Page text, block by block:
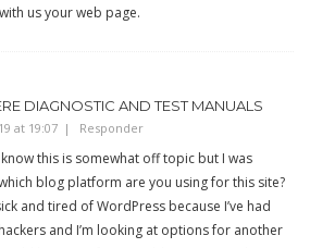
us your web page.
DIAGNOSTIC AND TEST MANUALS
at 19:07 Responder
this is somewhat off topic but I was
blog platform are you using for this site?
and tired of WordPress because I’ve had
and I’m looking at options for another